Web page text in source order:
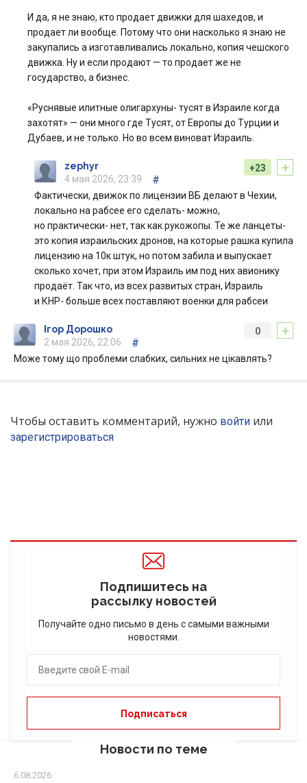
И да, я не знаю, кто продает движки для шахедов, и
продает ли вообще. Потому что они насколько я знаю не
закупались а изготавливались локально, копия чешского
движка. Ну и если продают — то продает же не
государство, а бизнес.
«Руснявые илитные олигархуны- тусят в Израиле когда
захотят» — они много где Тусят, от Европы до Турции и
Дубаев, и не только. Но во всем виноват Израиль.
+
+23
zephyr
4 мая 2026, 23:39
#
Фактически, движок по лицензии ВБ делают в Чехии,
локально на рабсее его сделать- можно,
но практически- нет, так как рукожопы. Те же ланцеты-
это копия израильских дронов, на которые рашка купила
лицензию на 10к штук, но потом забила и выпускает
сколько хочет, при этом Израиль им под них авионику
продаёт. Так что, из всех развитых стран, Израиль
и КНР- больше всех поставляют военки для рабсеи
+
0
Ігор Дорошко
2 мая 2026, 22:06
#
Може тому що проблеми слабких, сильних не цікавлять?
Чтобы оставить комментарий, нужно войти или
зарегистрироваться
Подпишитесь на
рассылку новостей
Получайте одно письмо в день с самыми важными
новостями.
Новости по теме
6.08.2026